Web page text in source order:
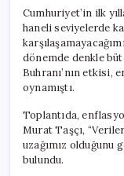
Cumhuriyet’in ilk
haneli seviyelerde
dönemde denkle
Buhranı’nın etkisi,
oynamıştı.
Toplantıda,
Murat Taşçı,
uzağımız olduğunu
bulundu.